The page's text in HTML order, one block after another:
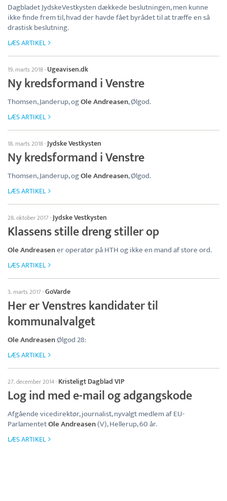
Dagbladet JydskeVestkysten dækkede beslutningen, men kunne
ikke finde frem til, hvad der havde fået byrådet til at træffe en så
drastisk beslutning.
LÆS ARTIKEL
19. marts 2018· Ugeavisen.dk
Ny kredsformand i Venstre
Thomsen, Janderup, ogOle Andreasen, Ølgod.
LÆS ARTIKEL
18. marts 2018·Jydske Vestkysten
Ny kredsformand i Venstre
Thomsen, Janderup, ogOle Andreasen, Ølgod.
LÆS ARTIKEL
28. oktober 2017·Jydske Vestkysten
Klassens stille dreng stiller op
Ole Andreasener operatør på HTH og ikke en mand af store ord.
LÆS ARTIKEL
3. marts 2017·GoVarde
Her er Venstres kandidater til
kommunalvalget
Ole AndreasenØlgod 28:
LÆS ARTIKEL
27. december 2014· Kristeligt Dagblad VIP
Log ind med e-mail og adgangskode
Afgående vicedirektør, journalist, nyvalgt medlem af EU-
ParlamentetOle Andreasen(V), Hellerup, 60 år.
LÆS ARTIKEL